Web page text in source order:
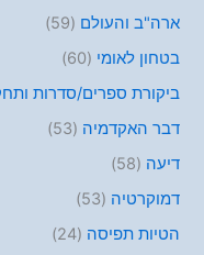
ארה"ב והעולם (59)
בטחון לאומי (60)
ביקורת ספרים/סדרות
דבר האקדמיה (53)
דיעה (58)
דמוקרטיה (53)
הטיות תפיסה (24)